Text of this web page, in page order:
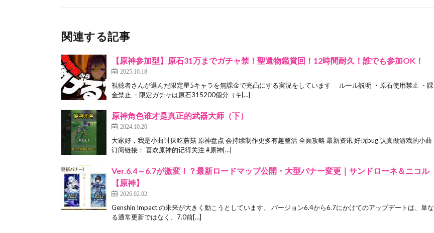
関連する記事
【原神参加型】原石31万までガチャ禁！聖遺物鑑賞回！12時間耐久！誰でも参加OK！
2025.10.18
視聴者さんが選んだ限定星5キャラを無課金で完凸にする実況をしています ルール説明 ・原石使用禁止 ・課
金禁止 ・限定ガチャは原石315200個分（キ[…]
原神角色谁才是真正的武器大师（下）
2024.10.20
大家好，我是小曲讨厌吃蘑菇 原神盘点 会持续制作更多有趣整活 全面攻略 最新资讯 好玩bug 认真做游戏的小曲
订阅链接： 喜欢原神的记得关注 #原神[…]
Ver.6.4～6.7が激変！？最新ロードマップ公開・大型バナー変更｜サンドローネ＆ニコル
【原神】
2026.02.02
Genshin Impact の未来が大きく動こうとしています。 バージョン6.4から6.7にかけてのアップデートは、単な
る通常更新ではなく、7.0前[…]